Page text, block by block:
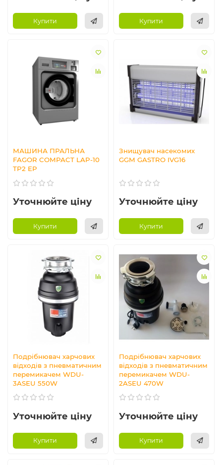
Купити Купити
МАШИНА ПРАЛЬНА
FAGOR COMPACT LAP-10
TP2 EP
Уточнюйте ціну
Купити
Знищувач насекомих
GGM GASTRO IVG16
Уточнюйте ціну
Купити
Подрібнювач харчових
відходів з пневматичним
перемикачем WDU-
3ASEU 550W
Уточнюйте ціну
Купити
Подрібнювач харчових
відходів з пневматичним
перемикачем WDU-
2ASEU 470W
Уточнюйте ціну
Купити